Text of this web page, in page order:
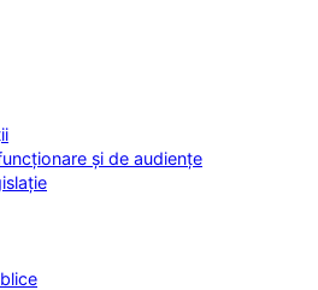
și de audiențe